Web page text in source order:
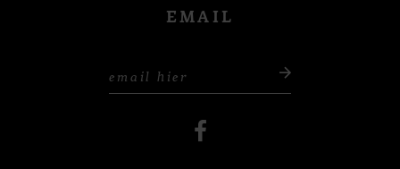
EMAIL